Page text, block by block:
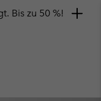
Bis zu 50 %!